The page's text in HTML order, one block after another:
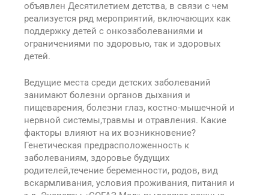
объявлен Десятилетием детства, в связи с чем
реализуется ряд мероприятий, включающих как
поддержку детей с онкозаболеваниями и
ограничениями по здоровью, так и здоровых
детей.
Ведущие места среди детских заболеваний
занимают болезни органов дыхания и
пищеварения, болезни глаз, костно-мышечной и
нервной системы,травмы и отравления. Какие
факторы влияют на их возникновение?
Генетическая предрасположенность к
заболеваниям, здоровье будущих
родителей,течение беременности, родов, вид
вскармливания, условия проживания, питания и